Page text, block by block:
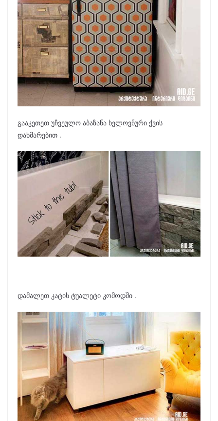
გააკეთეთ უჩვეულო აბაზანა ხელოვნური ქვის
დახმარებით .
დამალეთ კატის ტუალეტი კომოდში .